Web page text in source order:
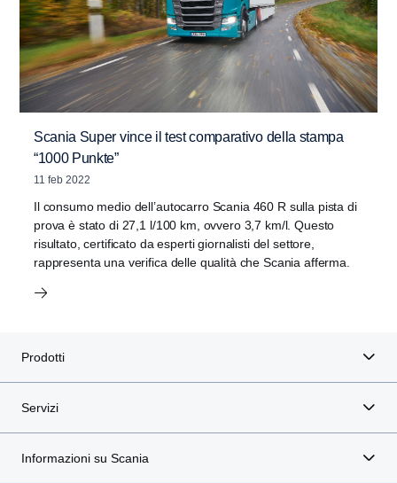
Scania Super vince il test comparativo della stampa
“1000 Punkte”
11 feb 2022
Il consumo medio dell’autocarro Scania 460 R sulla pista di
prova è stato di 27,1 l/100 km, ovvero 3,7 km/l. Questo
risultato, certificato da esperti giornalisti del settore,
rappresenta una verifica delle qualità che Scania afferma.
Prodotti
Servizi
Informazioni su Scania